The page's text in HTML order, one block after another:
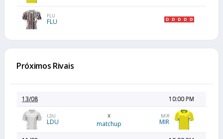
FLU
FLU D D D D D
Próximos Rivais
13/08 10:00 PM
LDU
LDU
x
matchup
MIR
MIR